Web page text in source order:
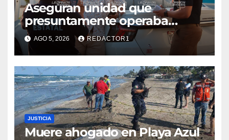
Aseguran unidad que
presuntamente operaba
mediante aplicación digital en
operativo de Transporte
Público
AGO 5, 2026 REDACTOR1
JUSTICIA
Muere ahogado en Playa Azul